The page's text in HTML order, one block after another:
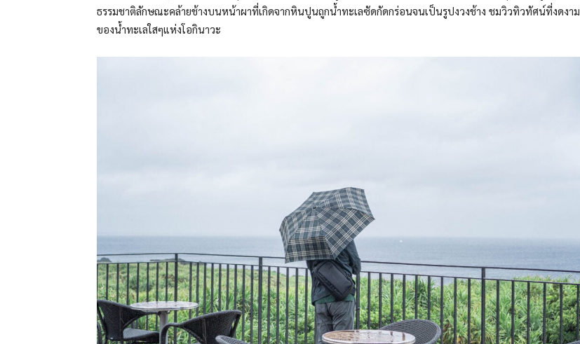
ธรรมชาติลักษณะคล้ายช้างบนหน้าผาที่เกิดจากหินปูนถูกน้ำทะเลซัดกัดกร่อนจนเป็นรูปงวงช้าง ชมวิวทิวทัศน์ที่งดงาม
ของน้ำทะเลใสๆแห่งโอกินาวะ